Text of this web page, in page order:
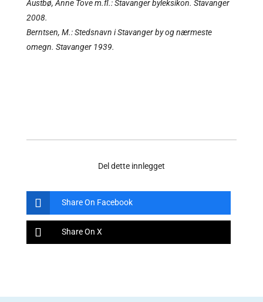
Austbø, Anne Tove m.fl.: Stavanger byleksikon. Stavanger
2008.
Berntsen, M.: Stedsnavn i Stavanger by og nærmeste
omegn. Stavanger 1939.
Del dette innlegget
Share On Facebook
Share On X